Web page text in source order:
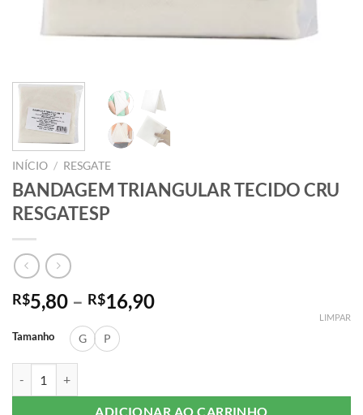
INÍCIO / RESGATE
BANDAGEM TRIANGULAR TECIDO CRU
RESGATESP
R$5,80 – R$16,90
Tamanho G P
LIMPAR
ADICIONAR AO CARRINHO